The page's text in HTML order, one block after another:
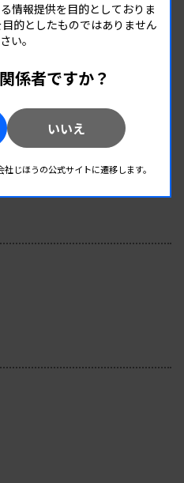
ト情報
情報提供を目的としておりま
的としたものではありません
い。
係者ですか？
いいえ
じほうの公式サイトに遷移します。